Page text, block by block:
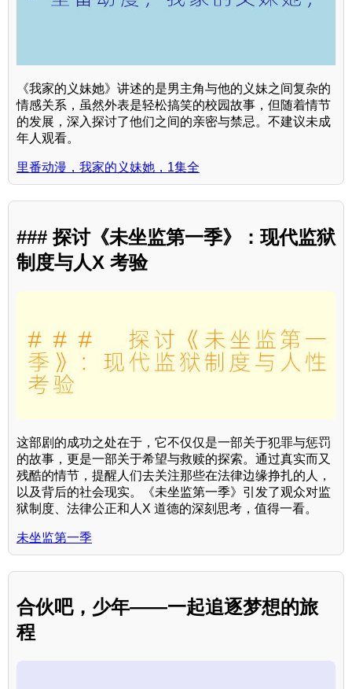
《我家的义妹她》讲述的是男主角与他的义妹之间复杂的
情感关系，虽然外表是轻松搞笑的校园故事，但随着情节
的发展，深入探讨了他们之间的亲密与禁忌。不建议未成
年人观看。
里番动漫，我家的义妹她，1集全
### 探讨《未坐监第一季》：现代监狱
制度与人X 考验
这部剧的成功之处在于，它不仅仅是一部关于犯罪与惩罚
的故事，更是一部关于希望与救赎的探索。通过真实而又
残酷的情节，提醒人们去关注那些在法律边缘挣扎的人，
以及背后的社会现实。《未坐监第一季》引发了观众对监
狱制度、法律公正和人X 道德的深刻思考，值得一看。
未坐监第一季
合伙吧，少年——一起追逐梦想的旅
程